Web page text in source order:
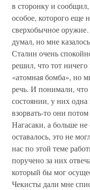
в сторонку и
особое, которого еще
сверхобычное
думал, но мне
Сталин очень
решил, что тот
«атомная бомба», но
речь. И понимали, что
состоянии, у них
взорвать-то они
Нагасаки, а больше
оставалось, это не
нас по этой теме
поручено за них
который бы мог
Чекисты дали мне